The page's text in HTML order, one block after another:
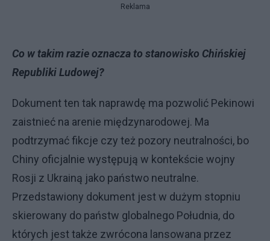
Reklama
Co w takim razie oznacza to stanowisko Chińskiej
Republiki Ludowej?
Dokument ten tak naprawdę ma pozwolić Pekinowi
zaistnieć na arenie międzynarodowej. Ma
podtrzymać fikcje czy też pozory neutralności, bo
Chiny oficjalnie występują w kontekście wojny
Rosji z Ukrainą jako państwo neutralne.
Przedstawiony dokument jest w dużym stopniu
skierowany do państw globalnego Południa, do
których jest także zwrócona lansowana przez